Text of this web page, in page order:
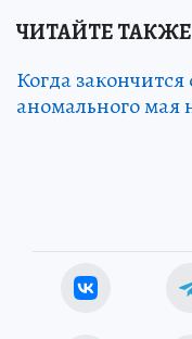
ЧИТАЙТЕ ТАКЖЕ
Когда
аномального мая